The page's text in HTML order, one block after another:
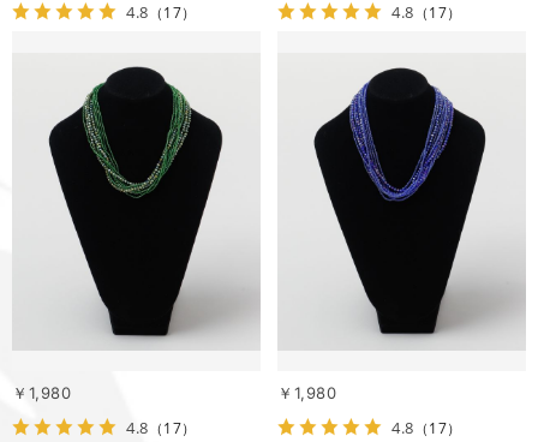
4.8 （17） 4.8 （17）
￥1,980
4.8 （17）
￥1,980
4.8 （17）